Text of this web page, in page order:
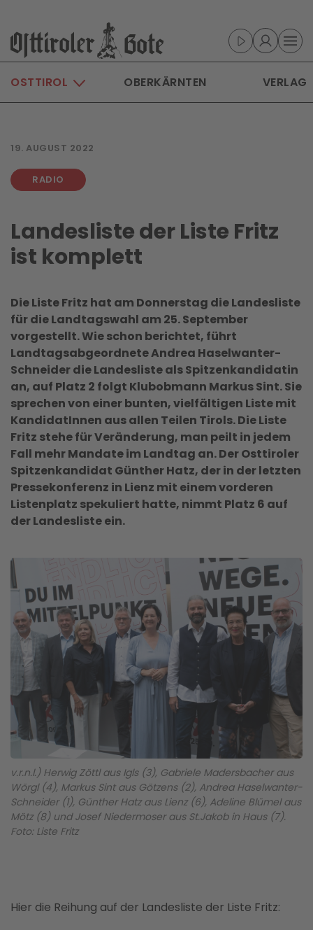
Skip to main content
OSTTIROL OBERKÄRNTEN VERLAG
19. AUGUST 2022
RADIO
Landesliste der Liste Fritz
ist komplett
Die Liste Fritz hat am Donnerstag die Landesliste
für die Landtagswahl am 25. September
vorgestellt. Wie schon berichtet, führt
LandtagsabgeordneteAndrea Haselwanter-
Schneiderdie Landesliste als Spitzenkandidatin
an, auf Platz 2 folgt Klubobmann Markus Sint. Sie
sprechen von einer bunten, vielfältigen Liste mit
KandidatInnen aus allen Teilen Tirols. Die Liste
Fritz stehe für Veränderung, man peilt in jedem
Fall mehr Mandate im Landtag an. Der Osttiroler
Spitzenkandidat Günther Hatz, der in der letzten
Pressekonferenz in Lienz mit einem vorderen
Listenplatz spekuliert hatte, nimmt Platz 6 auf
der Landesliste ein.
v.r.n.l.) Herwig Zöttl aus Igls (3), Gabriele Madersbacher aus
Wörgl (4), Markus Sint aus Götzens (2), Andrea Haselwanter-
Schneider (1), Günther Hatz aus Lienz (6), Adeline Blümel aus
Mötz (8) und Josef Niedermoser aus St.Jakob in Haus (7).
Foto: Liste Fritz
Hier die Reihung auf der Landesliste der Liste Fritz: